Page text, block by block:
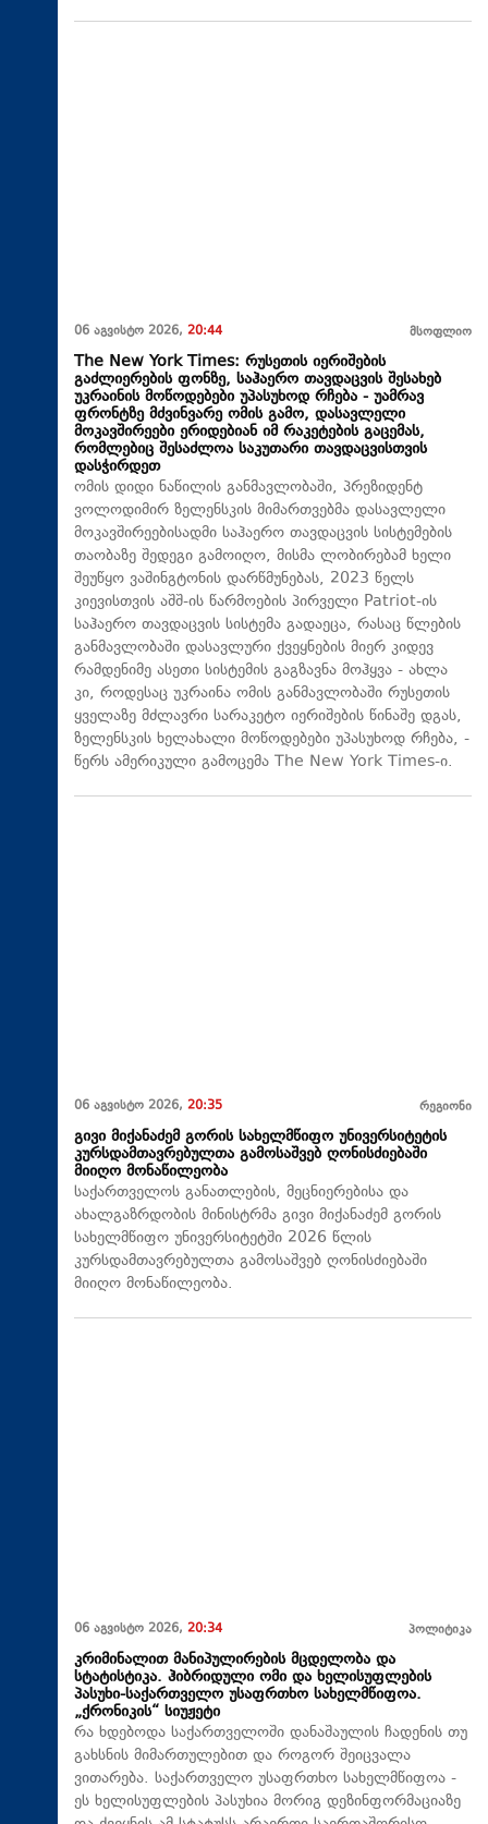
06 აგვისტო 2026, 20:44 მსოფლიო
The New York Times: რუსეთის იერიშების
გაძლიერების ფონზე, საჰაერო თავდაცვის შესახებ
უკრაინის მოწოდებები უპასუხოდ რჩება - უამრავ
ფრონტზე მძვინვარე ომის გამო, დასავლელი
მოკავშირეები ერიდებიან იმ რაკეტების გაცემას,
რომლებიც შესაძლოა საკუთარი თავდაცვისთვის
დასჭირდეთ
ომის დიდი ნაწილის განმავლობაში, პრეზიდენტ
ვოლოდიმირ ზელენსკის მიმართვებმა დასავლელი
მოკავშირეებისადმი საჰაერო თავდაცვის სისტემების
თაობაზე შედეგი გამოიღო, მისმა ლობირებამ ხელი
შეუწყო ვაშინგტონის დარწმუნებას, 2023 წელს
კიევისთვის აშშ-ის წარმოების პირველი Patriot-ის
საჰაერო თავდაცვის სისტემა გადაეცა, რასაც წლების
განმავლობაში დასავლური ქვეყნების მიერ კიდევ
რამდენიმე ასეთი სისტემის გაგზავნა მოჰყვა - ახლა
კი, როდესაც უკრაინა ომის განმავლობაში რუსეთის
ყველაზე მძლავრი სარაკეტო იერიშების წინაშე დგას,
ზელენსკის ხელახალი მოწოდებები უპასუხოდ რჩება, -
წერს ამერიკული გამოცემა The New York Times-ი.
06 აგვისტო 2026, 20:35 რეგიონი
გივი მიქანაძემ გორის სახელმწიფო უნივერსიტეტის
კურსდამთავრებულთა გამოსაშვებ ღონისძიებაში
მიიღო მონაწილეობა
საქართველოს განათლების, მეცნიერებისა და
ახალგაზრდობის მინისტრმა გივი მიქანაძემ გორის
სახელმწიფო უნივერსიტეტში 2026 წლის
კურსდამთავრებულთა გამოსაშვებ ღონისძიებაში
მიიღო მონაწილეობა.
06 აგვისტო 2026, 20:34 პოლიტიკა
კრიმინალით მანიპულირების მცდელობა და
სტატისტიკა. ჰიბრიდული ომი და ხელისუფლების
პასუხი-საქართველო უსაფრთხო სახელმწიფოა.
„ქრონიკის“ სიუჟეტი
რა ხდებოდა საქართველოში დანაშაულის ჩადენის თუ
გახსნის მიმართულებით და როგორ შეიცვალა
ვითარება. საქართველო უსაფრთხო სახელმწიფოა -
ეს ხელისუფლების პასუხია მორიგ დეზინფორმაციაზე